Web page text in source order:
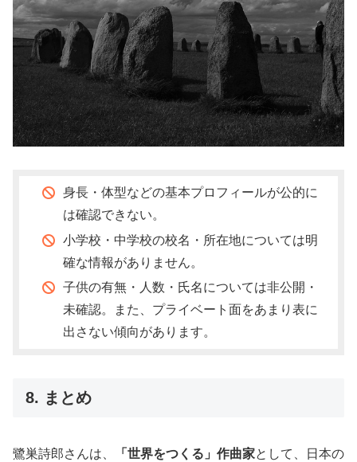
身長・体型などの基本プロフィールが公的に
は確認できない。
小学校・中学校の校名・所在地については明
確な情報がありません。
子供の有無・人数・氏名については非公開・
未確認。また、プライベート面をあまり表に
出さない傾向があります。
8. まとめ
鷺巣詩郎さんは、 「世界をつくる」作曲家として、日本の